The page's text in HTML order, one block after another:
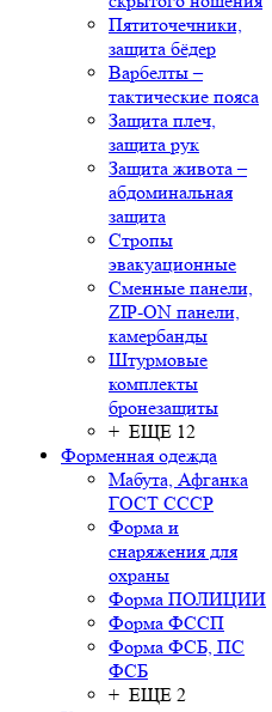
Пятиточечники,
защита бёдер
Варбелты –
тактические пояса
Защита плеч,
защита рук
Защита живота –
абдоминальная
защита
Стропы
эвакуационные
Сменные панели,
ZIP-ON панели,
камербанды
Штурмовые
комплекты
бронезащиты
+ ЕЩЕ 12
Форменная одежда
Мабута, Афганка
ГОСТ СССР
Форма и
снаряжения для
охраны
Форма ПОЛИЦИИ
Форма ФССП
Форма ФСБ, ПС
ФСБ
+ ЕЩЕ 2